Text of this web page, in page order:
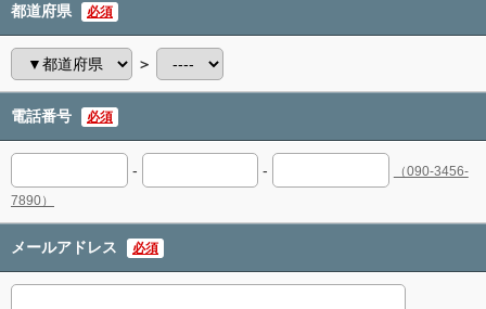
都道府県 必須
＞
電話番号 必須
- -
（090-3456-
7890）
メールアドレス 必須